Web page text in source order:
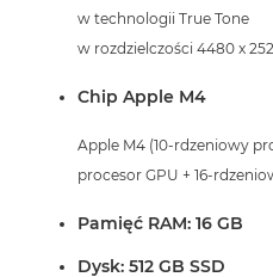
w technologii True Tone
w rozdzielczości 4480 x
Chip Apple M4
Apple M4 (10-rdzeniowy
procesor GPU + 16-
Pamięć RAM: 16 GB
Dysk: 512 GB SSD